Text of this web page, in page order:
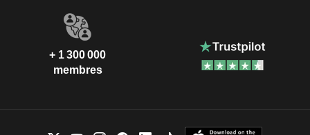
+ 1 300 000
membres